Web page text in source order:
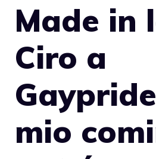
Made in
Ciro a
mio